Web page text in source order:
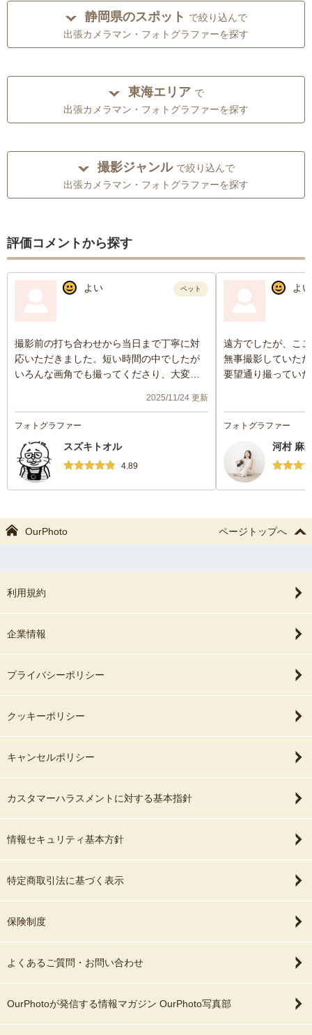
静岡県のスポット で絞り込んで
出張カメラマン・フォトグラファーを探す
東海エリア で
出張カメラマン・フォトグラファーを探す
撮影ジャンル で絞り込んで
出張カメラマン・フォトグラファーを探す
評価コメントから探す
よい ペット
撮影前の打ち合わせから当日まで丁寧に対
応いただきました。短い時間の中でしたが
いろんな画角でも撮ってくださり、大変記
2025/11/24 更新
フォトグラファー
スズキトオル
4.89
よい
遠方でしたが、こ
無事撮影していた
要望通り撮ってい
他のお客様の情報
フォトグラファー
河村 麻
OurPhoto ページトップへ
利用規約
企業情報
プライバシーポリシー
クッキーポリシー
キャンセルポリシー
カスタマーハラスメントに対する基本指針
情報セキュリティ基本方針
特定商取引法に基づく表示
保険制度
よくあるご質問・お問い合わせ
OurPhotoが発信する情報マガジン OurPhoto写真部